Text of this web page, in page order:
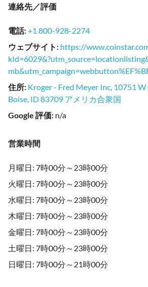
連絡先／評価
電話:+1 800-928-2274
ウェブサイト : https://
住所: Kroger - Fred Meyer Inc, 10751 W
Boise, ID 83709 アメリカ合衆国
Google 評価: n/a
営業時間
月曜日: 7時00分～23時00分
火曜日: 7時00分～23時00分
水曜日: 7時00分～23時00分
木曜日: 7時00分～23時00分
金曜日: 7時00分～23時00分
土曜日: 7時00分～23時00分
日曜日: 7時00分～21時00分